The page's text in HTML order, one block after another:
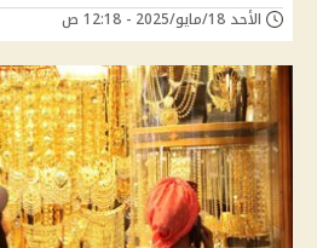
الأحد 18/مايو/2025 - 12:18 ص